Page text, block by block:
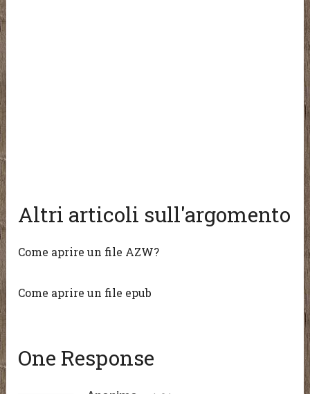
Altri articoli sull'argomento
Come aprire un file AZW?
Come aprire un file epub
One Response